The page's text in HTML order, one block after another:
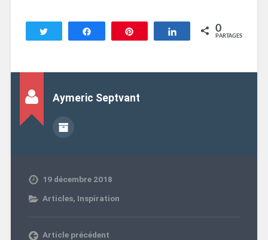
Tweetez Partagez Enregistrer Partagez0
PARTAGES
Aymeric Septvant
19 décembre 2018
Articles, Inspiration
Article précédent